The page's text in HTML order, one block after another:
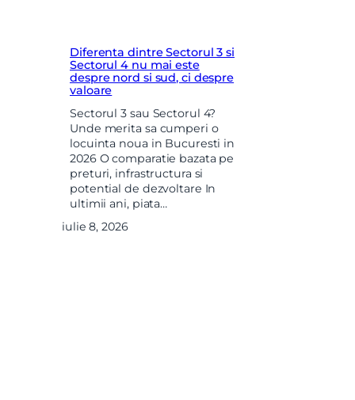
Diferenta dintre Sectorul 3 si
Sectorul 4 nu mai este
despre nord si sud, ci despre
valoare
Sectorul 3 sau Sectorul 4?
Unde merita sa cumperi o
locuinta noua in Bucuresti in
2026 O comparatie bazata pe
preturi, infrastructura si
potential de dezvoltare In
ultimii ani, piata…
iulie 8, 2026